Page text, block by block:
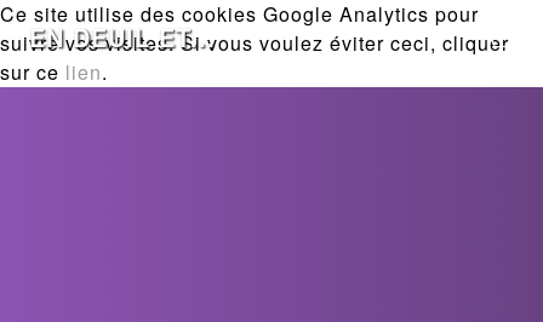
Ce site utilise des cookies Google Analytics pour
suivre vos visites. Si vous voulez éviter ceci, cliquer
sur ce lien.
EN DEUIL ET...